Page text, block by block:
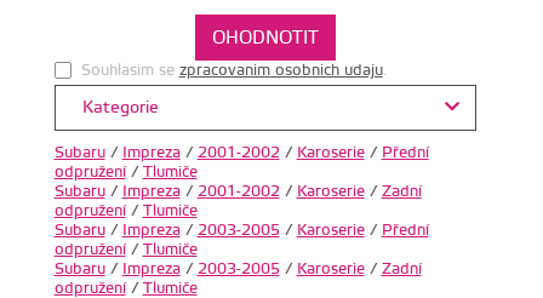
Souhlasim se zpracovanim osobnich udaju.
Kategorie
Subaru/ Impreza/ 2001-2002 / Karoserie/ Přední
odpružení/ Tlumiče
Subaru/ Impreza/ 2001-2002 / Karoserie/ Zadní
odpružení/ Tlumiče
Subaru/ Impreza/ 2003-2005/ Karoserie/ Přední
odpružení/ Tlumiče
Subaru/ Impreza/ 2003-2005/ Karoserie/ Zadní
odpružení/ Tlumiče